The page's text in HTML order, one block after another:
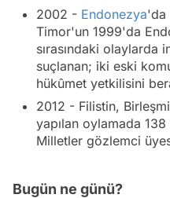
2002 - Endonezya'da
Timor'un 1999'da
sırasındaki olaylarda
suçlanan; iki eski
hükûmet yetkilisini
2012 - Filistin,
yapılan oylamada
Milletler gözlemci
Bugün ne günü?